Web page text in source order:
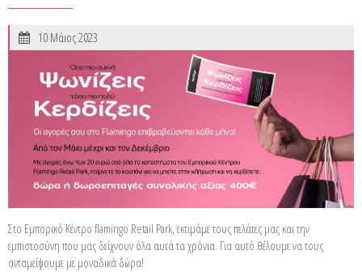
10 Μάιος 2023
Στο Εμπορικό Κέντρο flamingo Retail Park, εκτιμάμε τους πελάτες μας και την
εμπιστοσύνη που μας δείχνουν όλα αυτά τα χρόνια. Για αυτό θέλουμε να τους
ανταμείψουμε με μοναδικά δώρα!